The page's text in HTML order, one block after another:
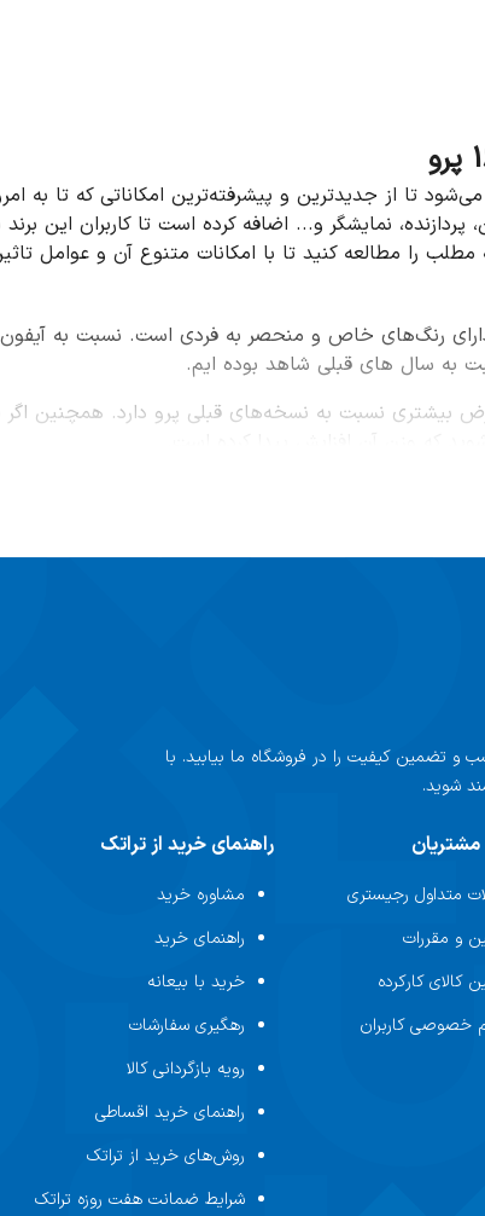
پردازنده، نمایشگر و... اضافه کرده است تا کاربران
مطلب را مطالعه کنید تا با امکانات متنوع آن و عوامل
به سال های قبلی شاهد بوده ایم.
سفید تیتانیومی
149.6 میلی متر
71.5 میلی متر
199 گرم
تضمین کیفیت را در فروشگاه ما بیابید. با
شوید.
متداول رجیستری
و مقررات
کالای کارکرده
خصوصی کاربران
راهنمای خرید از تراتک
مشاوره خرید
راهنمای خرید
خرید با بیعانه
رهگیری سفارشات
رویه بازگردانی کالا
راهنمای خرید اقساطی
روش‌های خرید از تراتک
شرایط ضمانت هفت روزه تراتک